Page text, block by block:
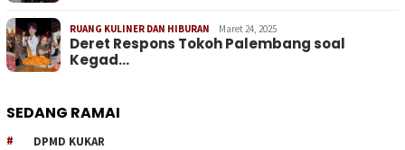
RUANG KULINER DAN HIBURAN Maret 24, 2025
Deret Respons Tokoh Palembang soal
Kegad…
SEDANG RAMAI
DPMD KUKAR